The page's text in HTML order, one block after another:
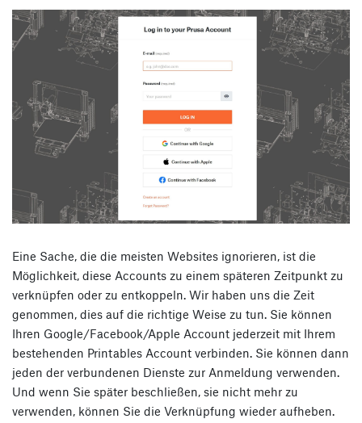
Eine Sache, die die meisten Websites ignorieren, ist die
Möglichkeit, diese Accounts zu einem späteren Zeitpunkt zu
verknüpfen oder zu entkoppeln. Wir haben uns die Zeit
genommen, dies auf die richtige Weise zu tun. Sie können
Ihren Google/Facebook/Apple Account jederzeit mit Ihrem
bestehenden Printables Account verbinden. Sie können dann
jeden der verbundenen Dienste zur Anmeldung verwenden.
Und wenn Sie später beschließen, sie nicht mehr zu
verwenden, können Sie die Verknüpfung wieder aufheben.